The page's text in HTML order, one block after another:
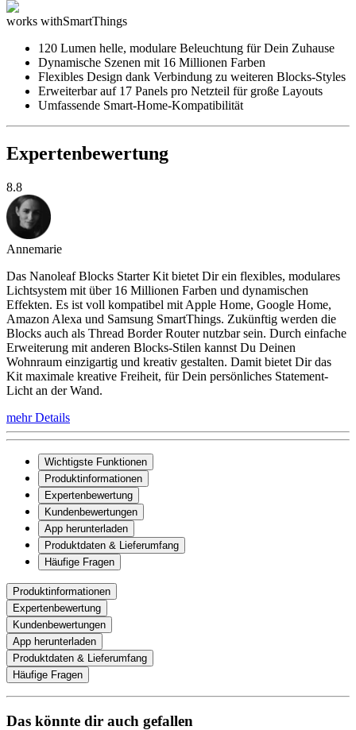
works withSmartThings
120 Lumen helle, modulare Beleuchtung für Dein Zuhause
Dynamische Szenen mit 16 Millionen Farben
Flexibles Design dank Verbindung zu weiteren Blocks-Styles
Erweiterbar auf 17 Panels pro Netzteil für große Layouts
Umfassende Smart-Home-Kompatibilität
Expertenbewertung
8.8
Annemarie
Das Nanoleaf Blocks Starter Kit bietet Dir ein flexibles, modulares
Lichtsystem mit über 16 Millionen Farben und dynamischen
Effekten. Es ist voll kompatibel mit Apple Home, Google Home,
Amazon Alexa und Samsung SmartThings. Zukünftig werden die
Blocks auch als Thread Border Router nutzbar sein. Durch einfache
Erweiterung mit anderen Blocks-Stilen kannst Du Deinen
Wohnraum einzigartig und kreativ gestalten. Damit bietet Dir das
Kit maximale kreative Freiheit, für Dein persönliches Statement-
Licht an der Wand.
mehr Details
Wichtigste Funktionen
Produktinformationen
Expertenbewertung
Kundenbewertungen
App herunterladen
Produktdaten & Lieferumfang
Häufige Fragen
Produktinformationen
Expertenbewertung
Kundenbewertungen
App herunterladen
Produktdaten & Lieferumfang
Häufige Fragen
Das könnte dir auch gefallen